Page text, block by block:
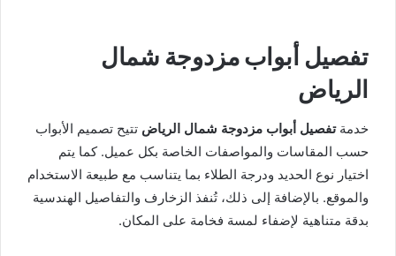
تفصيل أبواب مزدوجة شمال
الرياض
خدمةتفصيل أبواب مزدوجة شمال الرياض تتيح تصميم الأبواب
حسب المقاسات والمواصفات الخاصة بكل عميل. كما يتم
اختيار نوع الحديد ودرجة الطلاء بما يتناسب مع طبيعة الاستخدام
والموقع. بالإضافة إلى ذلك، تُنفذ الزخارف والتفاصيل الهندسية
بدقة متناهية لإضفاء لمسة فخامة على المكان.